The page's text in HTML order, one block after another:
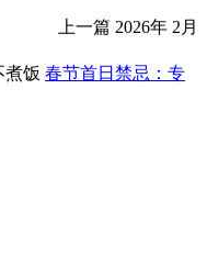
上一篇 2026年 2月
春节首日禁忌：专